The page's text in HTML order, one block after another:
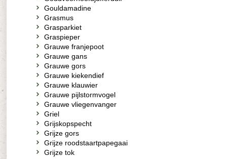
Gouldamadine
Grasmus
Grasparkiet
Graspieper
Grauwe franjepoot
Grauwe gans
Grauwe gors
Grauwe kiekendief
Grauwe klauwier
Grauwe pijlstormvogel
Grauwe vliegenvanger
Griel
Grijskopspecht
Grijze gors
Grijze roodstaartpapegaai
Grijze tok